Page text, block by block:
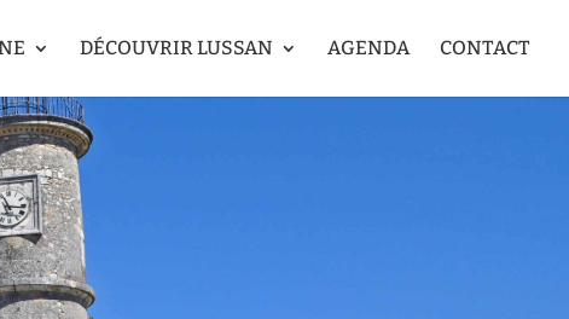
DÉCOUVRIR LUSSAN AGENDA CONTACT